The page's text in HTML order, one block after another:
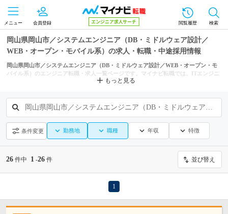
メニュー 会員登録 閲覧履歴 検索
岡山県岡山市／システムエンジニア（DB・ミドルウェア設計／
WEB・オープン・モバイル系）の求人・転職・中途採用情報
岡山県岡山市／システムエンジニア（DB・ミドルウェア設計／WEB・オープン・モ
バイル系）のエンジニア転職・求人一覧ページです。マイナビ転職では、ITエンジニ
アの転職・求人情報を岡山県の市区町村からも探せます。
もっと見る
岡山県岡山市／システムエンジニア（DB・ミドルウェア設計／WEB・オープン・モバイル系）
条件変更 勤務地 職種 年収 特徴
26 件中 1 -26 件 並び替え
1